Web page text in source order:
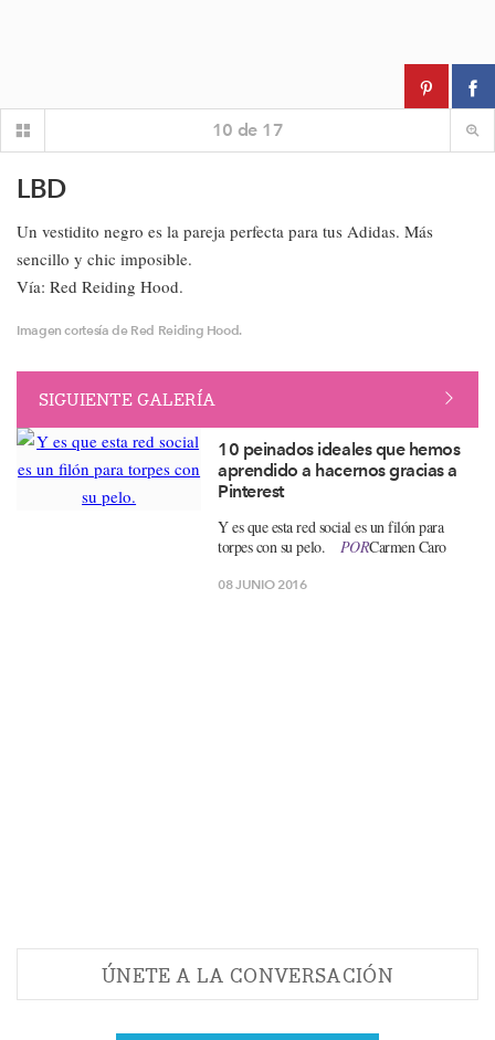
10 de 17
LBD
Un vestidito negro es la pareja perfecta para tus Adidas. Más
sencillo y chic imposible.
Vía: Red Reiding Hood.
Imagen cortesía de Red Reiding Hood.
SIGUIENTE GALERÍA
10 peinados ideales que hemos
aprendido a hacernos gracias a
Pinterest
Y es que esta red social es un filón para
torpes con su pelo.
PORCarmen Caro
08 JUNIO 2016
ÚNETE A LA CONVERSACIÓN